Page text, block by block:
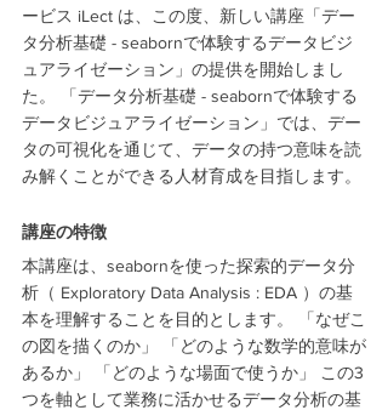
ービス iLect は、この度、新しい講座「デー
タ分析基礎 - seabornで体験するデータビジ
ュアライゼーション」の提供を開始しまし
た。 「データ分析基礎 - seabornで体験する
データビジュアライゼーション」では、デー
タの可視化を通じて、データの持つ意味を読
み解くことができる人材育成を目指します。
講座の特徴
本講座は、seabornを使った探索的データ分
析（ Exploratory Data Analysis : EDA ）の基
本を理解することを目的とします。 「なぜこ
の図を描くのか」 「どのような数学的意味が
あるか」 「どのような場面で使うか」 この3
つを軸として業務に活かせるデータ分析の基